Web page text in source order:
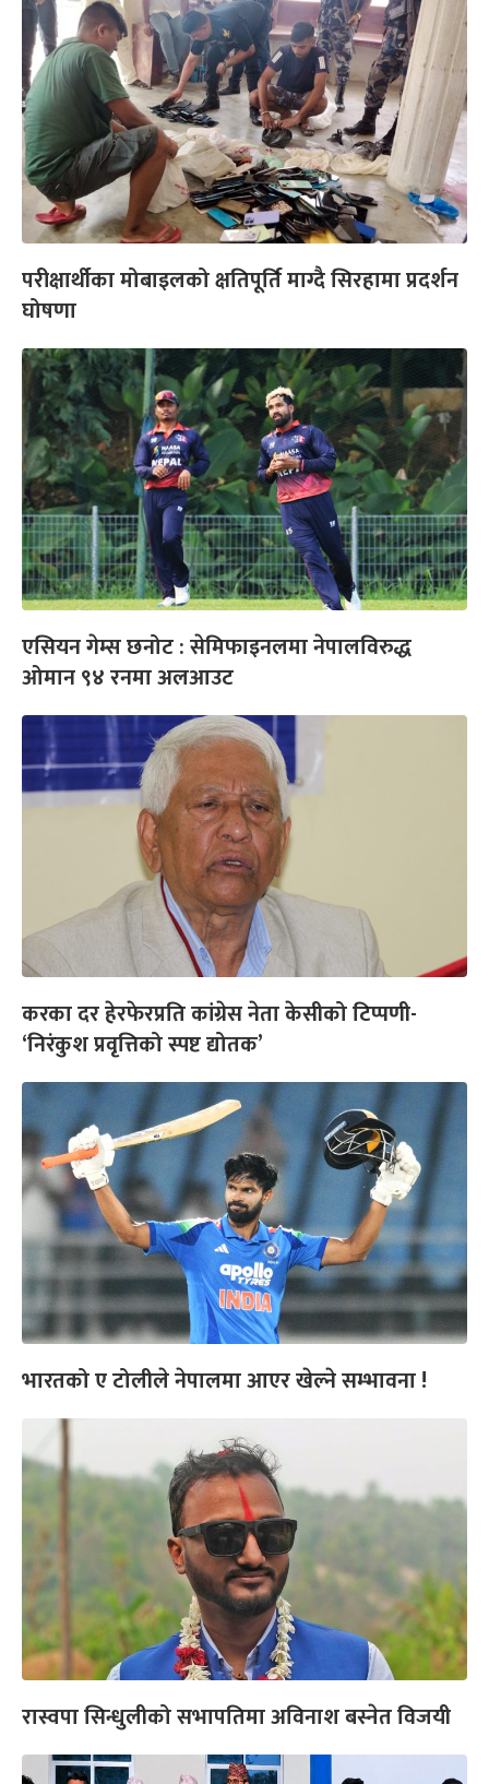
परीक्षार्थीका मोबाइलको क्षतिपूर्ति माग्दै सिरहामा प्रदर्शन
घोषणा
एसियन गेम्स छनोट : सेमिफाइनलमा नेपालविरुद्ध
ओमान ९४ रनमा अलआउट
करका दर हेरफेरप्रति कांग्रेस नेता केसीको टिप्पणी-
‘निरंकुश प्रवृत्तिको स्पष्ट द्योतक’
भारतको ए टोलीले नेपालमा आएर खेल्ने सम्भावना !
रास्वपा सिन्धुलीको सभापतिमा अविनाश बस्नेत विजयी